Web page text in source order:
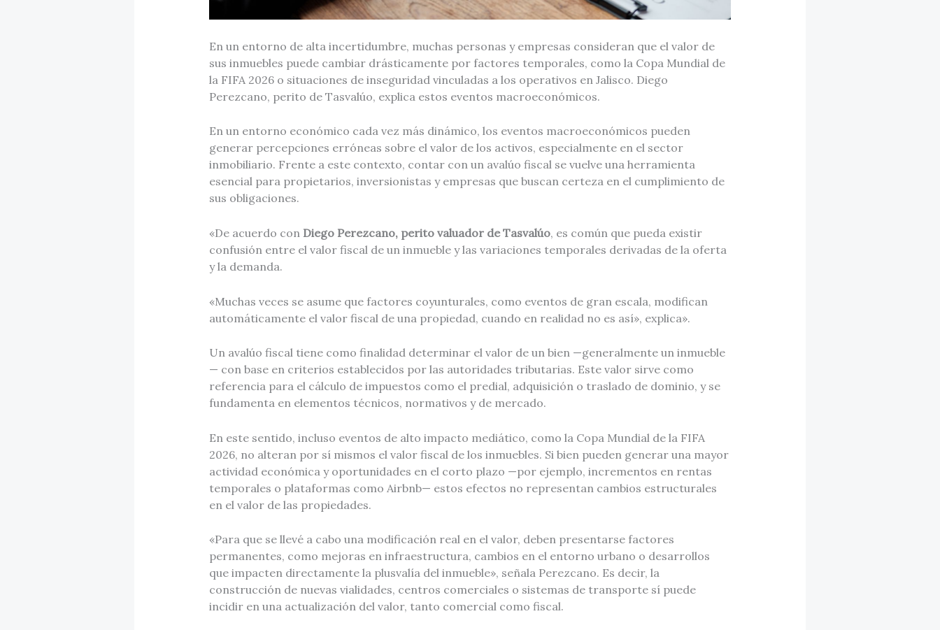
En un entorno de alta incertidumbre, muchas personas y empresas consideran que el valor de
sus inmuebles puede cambiar drásticamente por factores temporales, como la Copa Mundial de
la FIFA 2026 o situaciones de inseguridad vinculadas a los operativos en Jalisco. Diego
Perezcano, perito de Tasvalúo, explica estos eventos macroeconómicos.
En un entorno económico cada vez más dinámico, los eventos macroeconómicos pueden
generar percepciones erróneas sobre el valor de los activos, especialmente en el sector
inmobiliario. Frente a este contexto, contar con un avalúo fiscal se vuelve una herramienta
esencial para propietarios, inversionistas y empresas que buscan certeza en el cumplimiento de
sus obligaciones.
«De acuerdo con Diego Perezcano, perito valuador de Tasvalúo, es común que pueda existir
confusión entre el valor fiscal de un inmueble y las variaciones temporales derivadas de la oferta
y la demanda.
«Muchas veces se asume que factores coyunturales, como eventos de gran escala, modifican
automáticamente el valor fiscal de una propiedad, cuando en realidad no es así», explica».
Un avalúo fiscal tiene como finalidad determinar el valor de un bien —generalmente un inmueble
— con base en criterios establecidos por las autoridades tributarias. Este valor sirve como
referencia para el cálculo de impuestos como el predial, adquisición o traslado de dominio, y se
fundamenta en elementos técnicos, normativos y de mercado.
En este sentido, incluso eventos de alto impacto mediático, como la Copa Mundial de la FIFA
2026, no alteran por sí mismos el valor fiscal de los inmuebles. Si bien pueden generar una mayor
actividad económica y oportunidades en el corto plazo —por ejemplo, incrementos en rentas
temporales o plataformas como Airbnb— estos efectos no representan cambios estructurales
en el valor de las propiedades.
«Para que se llevé a cabo una modificación real en el valor, deben presentarse factores
permanentes, como mejoras en infraestructura, cambios en el entorno urbano o desarrollos
que impacten directamente la plusvalía del inmueble», señala Perezcano. Es decir, la
construcción de nuevas vialidades, centros comerciales o sistemas de transporte sí puede
incidir en una actualización del valor, tanto comercial como fiscal.